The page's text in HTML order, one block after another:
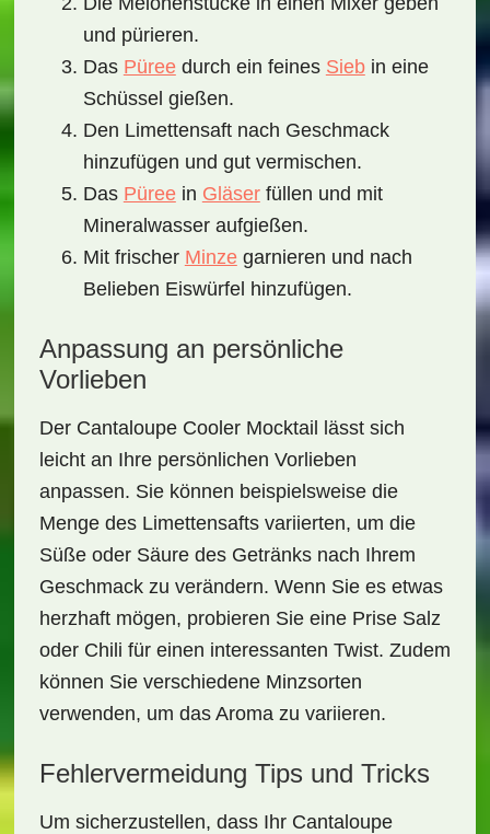
und pürieren.
Das Püreedurch ein feines Siebin eine
Schüssel gießen.
Den Limettensaft nach Geschmack
hinzufügen und gut vermischen.
Das Püreein Gläserfüllen und mit
Mineralwasser aufgießen.
Mit frischer Minzegarnieren und nach
Belieben Eiswürfel hinzufügen.
Anpassung an persönliche
Vorlieben
Der Cantaloupe Cooler Mocktail
lässt sich
leicht an Ihre persönlichen Vorlieben
anpassen. Sie können beispielsweise die
Menge des Limettensafts variierten, um die
Süße oder Säure des Getränks nach Ihrem
Geschmack zu verändern. Wenn Sie es etwas
herzhaft mögen, probieren Sie eine Prise Salz
oder Chili für einen interessanten Twist. Zudem
können Sie verschiedene Minzsorten
verwenden, um das Aroma zu variieren.
Fehlervermeidung Tips und Tricks
Um sicherzustellen, dass Ihr Cantaloupe